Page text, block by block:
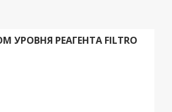
РЕАГЕНТА FILTRO